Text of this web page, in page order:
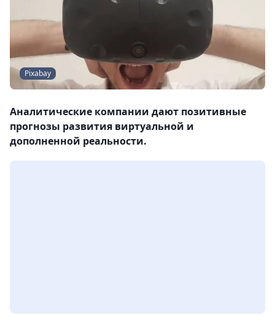
Pixabay
Аналитические компании дают позитивные
прогнозы развития виртуальной и
дополненной реальности.